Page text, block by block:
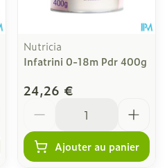
Nutricia
Infatrini 0-18m Pdr 400g
24,26 €
Ajouter au panier